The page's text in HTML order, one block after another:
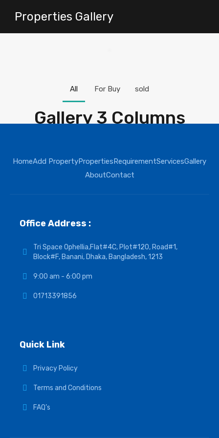
Properties Gallery
Gallery 3 Columns
All For Buy sold
মনসুরাবাদ
বারিধারা DOHS
HomeAdd PropertyPropertiesRequirementServicesGallery
AboutContact
Office Address :
Tri Space Ophellia,Flat#4C, Plot#120, Road#1,
Block#F, Banani, Dhaka, Bangladesh, 1213
9:00 am - 6:00 pm
01713391856
Quick Link
Privacy Policy
Terms and Conditions
FAQ’s